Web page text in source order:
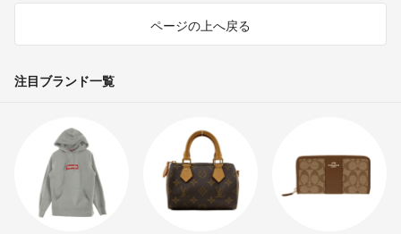
ページの上へ戻る
注目ブランド一覧